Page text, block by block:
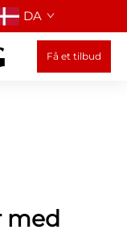
DA
Få et tilbud
med